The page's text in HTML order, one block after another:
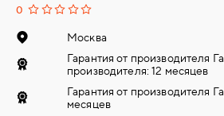
0
Москва
Гарантия от производителя
производителя: 12 месяцев
Гарантия от производителя
месяцев